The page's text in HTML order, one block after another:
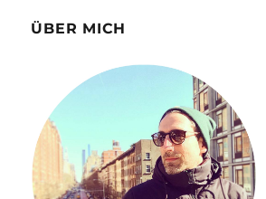
ÜBER MICH